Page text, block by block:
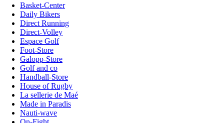
Basket-Center
Daily Bikers
Direct Running
Direct-Volley
Espace Golf
Foot-Store
Galopp-Store
Golf and co
Handball-Store
House of Rugby
La sellerie de Maé
Made in Paradis
Nauti-wave